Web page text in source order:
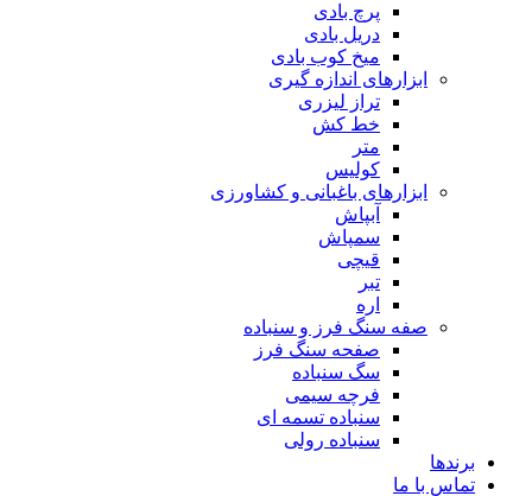
پرچ بادی
دریل بادی
میخ کوب بادی
ابزارهای اندازه گیری
تراز لیزری
خط کش
متر
کولیس
ابزارهای باغبانی و کشاورزی
آبپاش
سمپاش
قیچی
تبر
اره
صفه سنگ فرز و سنباده
صفحه سنگ فرز
سگ سنباده
فرچه سیمی
سنباده تسمه ای
سنباده رولی
برندها
تماس با ما